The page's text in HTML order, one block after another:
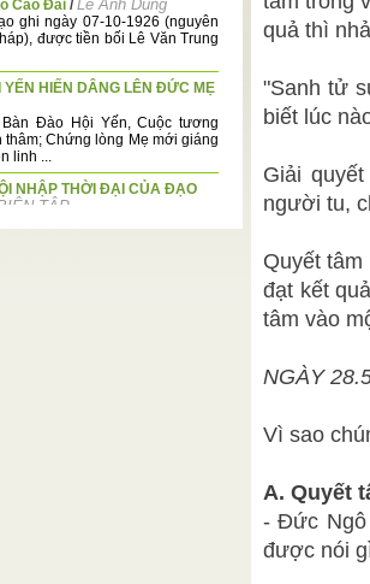
Cao Đài /Lê Anh Dũng
ghi ngày 07-10-1926 (nguyên
được tiền bối Lê Văn Trung
YẾN HIẾN DÂNG LÊN ĐỨC MẸ
Đào Hội Yến, Cuộc tương
thâm; Chứng lòng Mẹ mới giáng
linh ...
NHẬP THỜI ĐẠI CỦA ĐẠO
TẬP
quả thì
"Sanh tử
biết lúc
Giải
người tu,
Quyết
đạt kết
tâm vào
NGÀY
Vì sao
A. Quyết
- Đức Ngô
được nói